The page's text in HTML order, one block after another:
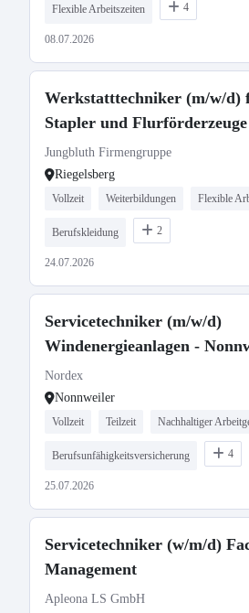
Flexible Arbeitszeiten 4
08.07.2026
Werkstatttechniker (m/w/d)
Stapler und Flurförderzeuge
Jungbluth Firmengruppe
Riegelsberg
Vollzeit Weiterbildungen Flexible
Berufskleidung 2
24.07.2026
Servicetechniker (m/w/d)
Windenergieanlagen -
Nordex
Nonnweiler
Vollzeit Teilzeit Nachhaltiger
Berufsunfähigkeitsversicherung 4
25.07.2026
Servicetechniker (w/m/d)
Management
Apleona LS GmbH